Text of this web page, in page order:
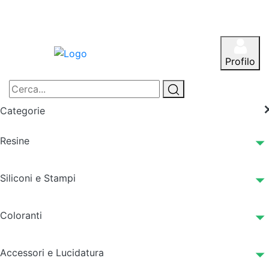
Profilo
Categorie
Resine
Siliconi e Stampi
Coloranti
Accessori e Lucidatura